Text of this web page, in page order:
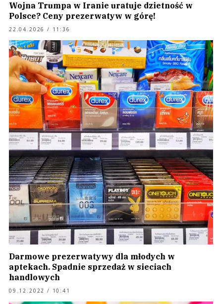
Wojna Trumpa w Iranie uratuje dzietność w
Polsce? Ceny prezerwatyw w górę!
22.04.2026 / 11:36
Darmowe prezerwatywy dla młodych w
aptekach. Spadnie sprzedaż w sieciach
handlowych
09.12.2022 / 10:41